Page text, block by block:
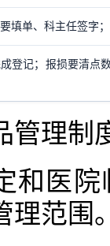
填单、科主任签字
登记；报损要清点
管理制
和医
理范围